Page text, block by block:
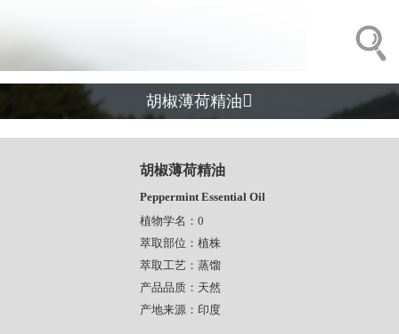
胡椒薄荷精油
胡椒薄荷精油
Peppermint Essential Oil
植物学名：0
萃取部位：植株
萃取工艺：蒸馏
产品品质：天然
产地来源：印度